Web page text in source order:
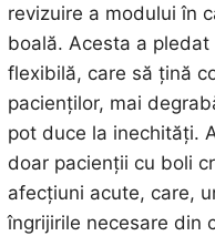
revizuire a modului în
boală. Acesta a
flexibilă, care să țină
pacienților, mai
pot duce la inechități.
doar pacienții cu boli
afecțiuni acute, care,
îngrijirile necesare din